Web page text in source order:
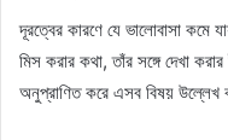
দূরত্বের কারণে যে ভালোবাসা কমে
মিস করার কথা, তাঁর সঙ্গে দেখা
অনুপ্রাণিত করে এসব বিষয় উল্লেখ